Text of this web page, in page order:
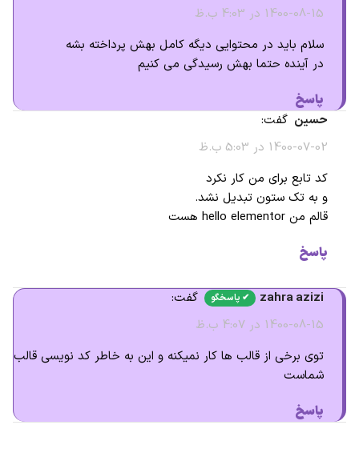
1400-08-15 در 4:03 ب.ظ
سلام باید در محتوایی دیگه کامل بهش پرداخته بشه
در آینده حتما بهش رسیدگی می کنیم
پاسخ
حسین گفت:
1400-07-02 در 5:03 ب.ظ
کد تابع برای من کار نکرد
و به تک ستون تبدیل نشد.
قالم من hello elementor هست
پاسخ
zahra azizi
گفت:
1400-08-15 در 4:07 ب.ظ
توی برخی از قالب ها کار نمیکنه و این به خاطر کد نویسی قالب
شماست
پاسخ